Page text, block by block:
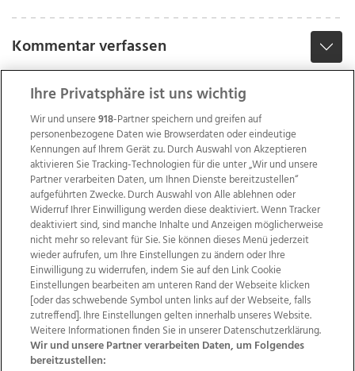
Kommentar verfassen
Wir über uns Mediadaten Kontakt
Jobs
Datenschutz
Impressum
AGB Anzeigekunden
AGB Website
Ehrenkodex Politische Werbung
Ihre Privatsphäre ist uns wichtig
Wir und unsere918-Partner speichern und greifen auf
personenbezogene Daten wie Browserdaten oder eindeutige
Kennungen auf Ihrem Gerät zu. Durch Auswahl von Akzeptieren
aktivieren Sie Tracking-Technologien für die unter „Wir und unsere
Partner verarbeiten Daten, um Ihnen Dienste bereitzustellen“
aufgeführten Zwecke. Durch Auswahl von Alle ablehnen oder
Widerruf Ihrer Einwilligung werden diese deaktiviert. Wenn Tracker
deaktiviert sind, sind manche Inhalte und Anzeigen möglicherweise
nicht mehr so relevant für Sie. Sie können dieses Menü jederzeit
wieder aufrufen, um Ihre Einstellungen zu ändern oder Ihre
Einwilligung zu widerrufen, indem Sie auf den Link Cookie
Einstellungen bearbeiten am unteren Rand der Webseite klicken
[oder das schwebende Symbol unten links auf der Webseite, falls
zutreffend]. Ihre Einstellungen gelten innerhalb unseres Website.
Weitere Informationen finden Sie in unserer Datenschutzerklärung.
Wir und unsere Partner verarbeiten Daten, um Folgendes
bereitzustellen: